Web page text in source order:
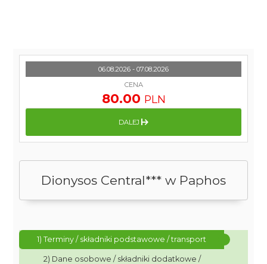
Dionysos Central*** w Paphos
1) Terminy / składniki podstawowe / transport
2) Dane osobowe / składniki dodatkowe /
06.08.2026 - 07.08.2026
CENA
80.00 PLN
DALEJ